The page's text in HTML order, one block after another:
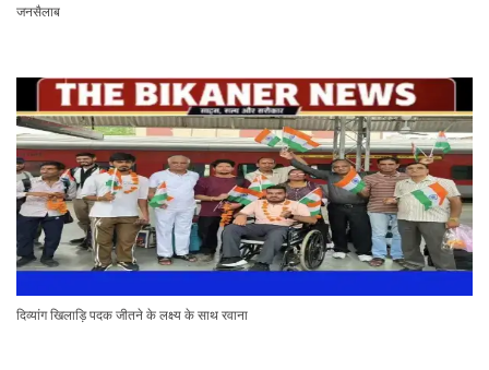
जनसैलाब
दिव्यांग खिलाड़ि पदक जीतने के लक्ष्य के साथ रवाना